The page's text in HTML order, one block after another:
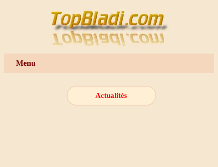
Menu
Actualités